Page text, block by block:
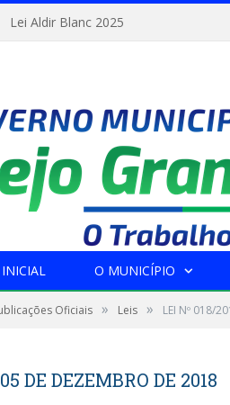
Lei Aldir Blanc 2025
O MUNICÍPIO
Oficiais » Leis » LEI Nº 018/
DE DEZEMBRO DE 2018